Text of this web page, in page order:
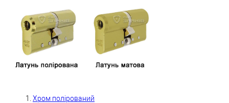
Хром полірований